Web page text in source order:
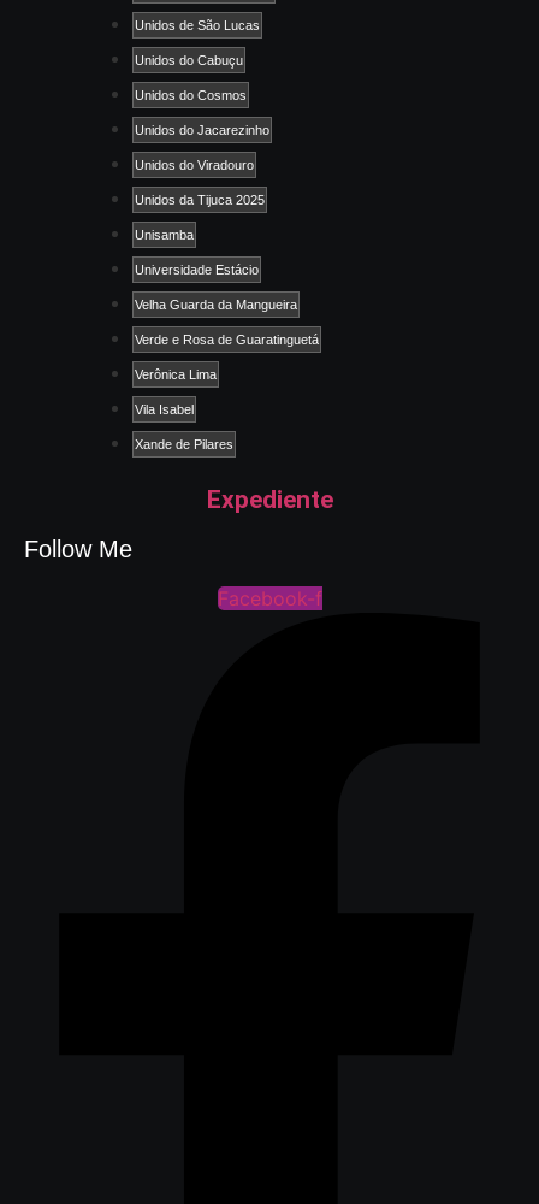
Unidos de São Lucas
Unidos do Cabuçu
Unidos do Cosmos
Unidos do Jacarezinho
Unidos do Viradouro
Unidos da Tijuca 2025
Unisamba
Universidade Estácio
Velha Guarda da Mangueira
Verde e Rosa de Guaratinguetá
Verônica Lima
Vila Isabel
Xande de Pilares
Expediente
Follow Me
Facebook-f